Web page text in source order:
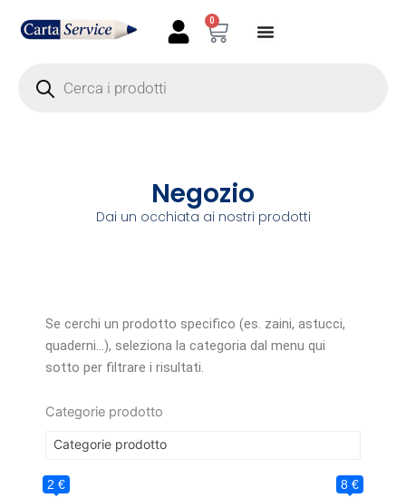
0
Carrello
search
Negozio
Dai un occhiata ai nostri prodotti
Se cerchi un prodotto specifico (es. zaini, astucci,
quaderni…), seleziona la categoria dal menu qui
sotto per filtrare i risultati.
Categorie prodotto
Categorie prodotto
2 € 8 €